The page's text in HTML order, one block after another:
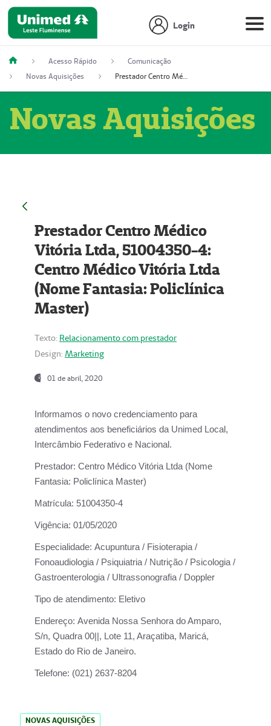
Login
Acesso Rápido
Comunicação
Novas Aquisições
Prestador Centro Médico Vitória Ltda, 51004350-4: Centro Médico Vitória Ltda (Nome Fantasia: Policlínica Master)
Novas Aquisições
Prestador Centro Médico
Vitória Ltda, 51004350-4:
Centro Médico Vitória Ltda
(Nome Fantasia: Policlínica
Master)
Texto: Relacionamento com prestador
Design: Marketing
01 de abril, 2020
Informamos o novo credenciamento para
atendimentos aos beneficiários da Unimed Local,
Intercâmbio Federativo e Nacional.
Prestador: Centro Médico Vitória Ltda (Nome
Fantasia: Policlínica Master)
Matrícula: 51004350-4
Vigência: 01/05/2020
Especialidade: Acupuntura / Fisioterapia /
Fonoaudiologia / Psiquiatria / Nutrição / Psicologia /
Gastroenterologia / Ultrassonografia / Doppler
Tipo de atendimento: Eletivo
Endereço: Avenida Nossa Senhora do Amparo,
S/n, Quadra 00||, Lote 11, Araçatiba, Maricá,
Estado do Rio de Janeiro.
Telefone: (021) 2637-8204
NOVAS AQUISIÇÕES